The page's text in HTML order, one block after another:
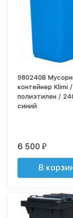
980240B
контейнер Klimi /
полиэтилен /
синий
6 500₽
В